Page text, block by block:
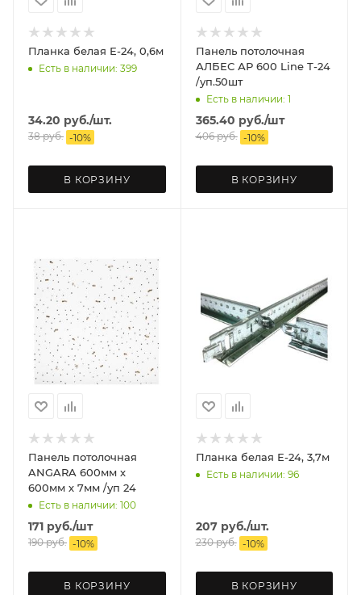
Планка белая Е-24, 0,6м
Есть в наличии: 399
34.20 руб./шт.
38руб. -10%
В КОРЗИНУ
Панель потолочная
АЛБЕС АР 600 Line Т-24
/уп.50шт
Есть в наличии: 1
365.40 руб./шт
406руб. -10%
В КОРЗИНУ
Панель потолочная
ANGARA 600мм х
600мм х 7мм /уп 24
Есть в наличии: 100
171 руб./шт
190руб. -10%
В КОРЗИНУ
Планка белая Е-24, 3,7м
Есть в наличии: 96
207руб./шт.
230руб. -10%
В КОРЗИНУ